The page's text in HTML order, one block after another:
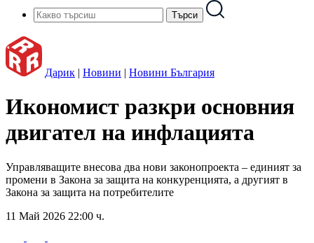
Дарик | Новини | Новини България
Икономист разкри основния
двигател на инфлацията
Управляващите внесова два нови законопроекта – единият за
промени в Закона за защита на конкуренцията, а другият в
Закона за защита на потребителите
11 Май 2026 22:00 ч.